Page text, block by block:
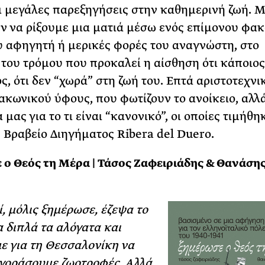
µεγάλες παρεξηγήσεις στην καθηµερινή ζωή.
να ρίξουµε µια µατιά µέσω ενός επίµονου
ή µερικές φορές του αναγνώστη, στο
τρόµου που προκαλεί η αίσθηση ότι κάποιος
ότι δεν “χωρά” στη ζωή του. Επτά
ύφους, που φωτίζουν το ανοίκειο,
για το τι είναι “κανονικό”, οι οποίες
Βραβείο Διηγήµατος Ribera del Duero.
Θεός τη Μέρα | Τάσος Ζαφειριάδης &
μόλις ξημέρωσε, έζεψα το
διπλά τα αλόγατα και
για τη Θεσσαλονίκη να